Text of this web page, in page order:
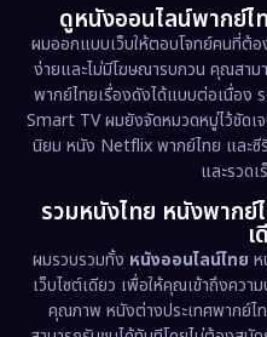
Emotional
Epic มหากาพย์
Erotic
Family ครอบครัว
Fantasy จินตนาการ
Fiction
ดูหนังออนไลน์พากย์ไ
ผมออกแบบเว็บให้ตอบโจทย์คนที่ต้อ
ง่ายและไม่มีโฆษณารบกวน คุณสาม
พากย์ไทยเรื่องดังได้แบบต่อเนื่อง
Smart TV ผมยังจัดหมวดหมู่ไว้ชัดเ
นิยม หนัง Netflix พากย์ไทย และซี
และรวด
รวมหนังไทย หนังพากย์
ผมรวบรวมทั้ง หนังออนไลน์ไทย ห
เว็บไซต์เดียว เพื่อให้คุณเข้าถึงควา
คุณภาพ หนังต่างประเทศพากย์